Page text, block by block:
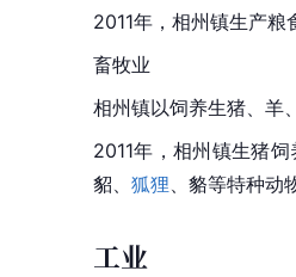
2011年，相州镇生产
畜牧业
相州镇以饲养生猪、羊
2011年，相州镇生猪
貂、 狐狸、貉等特种动
工业